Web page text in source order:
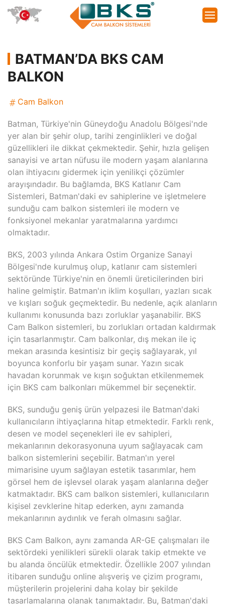
BATMAN’DA BKS CAM
BALKON
Cam Balkon
Batman, Türkiye'nin Güneydoğu Anadolu Bölgesi'nde
yer alan bir şehir olup, tarihi zenginlikleri ve doğal
güzellikleri ile dikkat çekmektedir. Şehir, hızla gelişen
sanayisi ve artan nüfusu ile modern yaşam alanlarına
olan ihtiyacını gidermek için yenilikçi çözümler
arayışındadır. Bu bağlamda, BKS Katlanır Cam
Sistemleri, Batman'daki ev sahiplerine ve işletmelere
sunduğu cam balkon sistemleri ile modern ve
fonksiyonel mekanlar yaratmalarına yardımcı
olmaktadır.
BKS, 2003 yılında Ankara Ostim Organize Sanayi
Bölgesi'nde kurulmuş olup, katlanır cam sistemleri
sektöründe Türkiye'nin en önemli üreticilerinden biri
haline gelmiştir. Batman'ın iklim koşulları, yazları sıcak
ve kışları soğuk geçmektedir. Bu nedenle, açık alanların
kullanımı konusunda bazı zorluklar yaşanabilir. BKS
Cam Balkon sistemleri, bu zorlukları ortadan kaldırmak
için tasarlanmıştır. Cam balkonlar, dış mekan ile iç
mekan arasında kesintisiz bir geçiş sağlayarak, yıl
boyunca konforlu bir yaşam sunar. Yazın sıcak
havadan korunmak ve kışın soğuktan etkilenmemek
için BKS cam balkonları mükemmel bir seçenektir.
BKS, sunduğu geniş ürün yelpazesi ile Batman'daki
kullanıcıların ihtiyaçlarına hitap etmektedir. Farklı renk,
desen ve model seçenekleri ile ev sahipleri,
mekanlarının dekorasyonuna uyum sağlayacak cam
balkon sistemlerini seçebilir. Batman'ın yerel
mimarisine uyum sağlayan estetik tasarımlar, hem
görsel hem de işlevsel olarak yaşam alanlarına değer
katmaktadır. BKS cam balkon sistemleri, kullanıcıların
kişisel zevklerine hitap ederken, aynı zamanda
mekanlarının aydınlık ve ferah olmasını sağlar.
BKS Cam Balkon, aynı zamanda AR-GE çalışmaları ile
sektördeki yenilikleri sürekli olarak takip etmekte ve
bu alanda öncülük etmektedir. Özellikle 2007 yılından
itibaren sunduğu online alışveriş ve çizim programı,
müşterilerin projelerini daha kolay bir şekilde
tasarlamalarına olanak tanımaktadır. Bu, Batman'daki